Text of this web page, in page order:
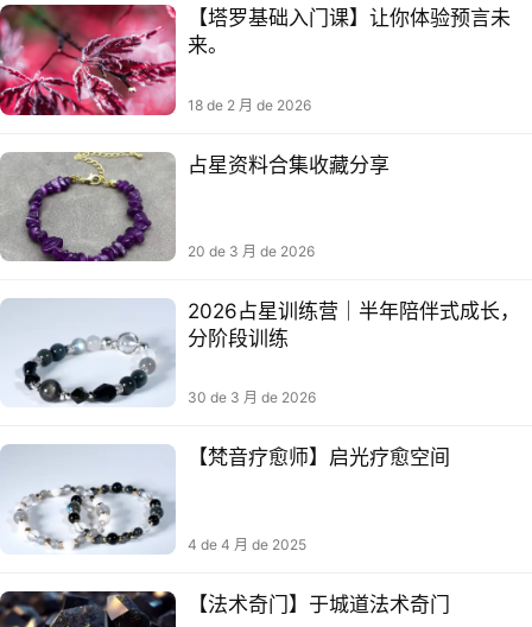
【塔罗基础入门课】让你体验预言未
来。
18 de 2 月 de 2026
占星资料合集收藏分享
20 de 3 月 de 2026
2026占星训练营｜半年陪伴式成长，
分阶段训练
30 de 3 月 de 2026
【梵音疗‬愈师】启光疗‬愈空间
4 de 4 月 de 2025
【法术奇门】于城道法术奇门